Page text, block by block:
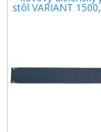
stôl VARIANT